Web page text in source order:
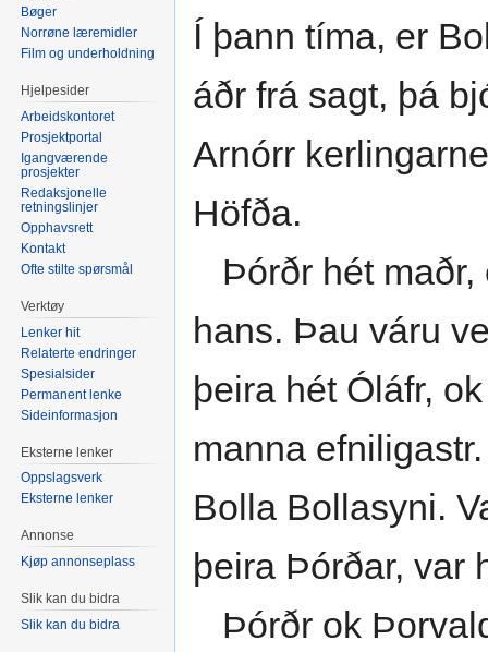
Í þann tíma, er
áðr frá sagt, þá
Arnórr
Höfða.
Þórðr hét maðr,
hans. Þau váru
þeira hét Óláfr,
manna
Bolla Bollasyni.
þeira Þórðar, var
Þórðr ok
Bøger
Norrøne læremidler
Film og underholdning
Hjelpesider
Arbeidskontoret
Prosjektportal
Igangværende
prosjekter
Redaksjonelle
retningslinjer
Opphavsrett
Kontakt
Ofte stilte spørsmål
Verktøy
Lenker hit
Relaterte endringer
Spesialsider
Permanent lenke
Sideinformasjon
Eksterne lenker
Oppslagsverk
Eksterne lenker
Annonse
Kjøp annonseplass
Slik kan du bidra
Slik kan du bidra